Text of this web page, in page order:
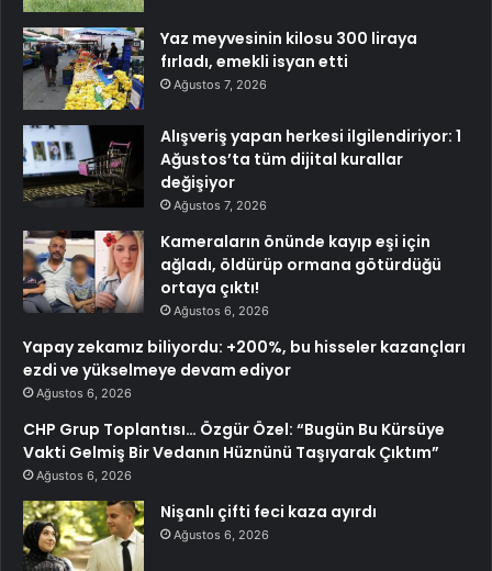
Yaz meyvesinin kilosu 300 liraya
fırladı, emekli isyan etti
Ağustos 7, 2026
Alışveriş yapan herkesi ilgilendiriyor: 1
Ağustos’ta tüm dijital kurallar
değişiyor
Ağustos 7, 2026
Kameraların önünde kayıp eşi için
ağladı, öldürüp ormana götürdüğü
ortaya çıktı!
Ağustos 6, 2026
Yapay zekamız biliyordu: +200%, bu hisseler kazançları
ezdi ve yükselmeye devam ediyor
Ağustos 6, 2026
CHP Grup Toplantısı… Özgür Özel: “Bugün Bu Kürsüye
Vakti Gelmiş Bir Vedanın Hüznünü Taşıyarak Çıktım”
Ağustos 6, 2026
Nişanlı çifti feci kaza ayırdı
Ağustos 6, 2026